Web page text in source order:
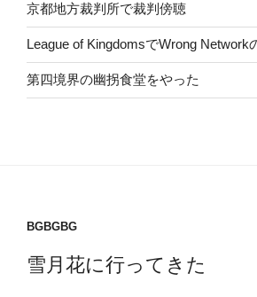
京都地方裁判所で裁判傍聴
League of KingdomsでWrong Network
第四境界の幽拐食堂をやった
BGBGBG
雪月花に行ってきた